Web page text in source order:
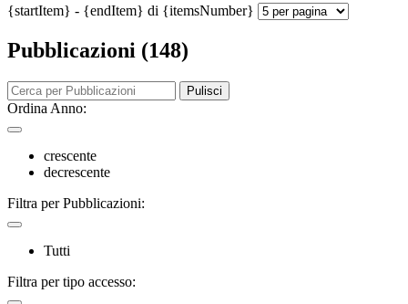
{startItem} - {endItem} di {itemsNumber}
Pubblicazioni (148)
Pulisci
Ordina Anno:
crescente
decrescente
Filtra per Pubblicazioni:
Tutti
Filtra per tipo accesso: